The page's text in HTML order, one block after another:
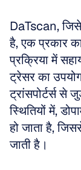
DaTscan, जिसे
है, एक प्रकार
प्रक्रिया में
ट्रेसर का
ट्रांसपोर्टर्स से
स्थितियों में,
हो जाता है,
जाती है।